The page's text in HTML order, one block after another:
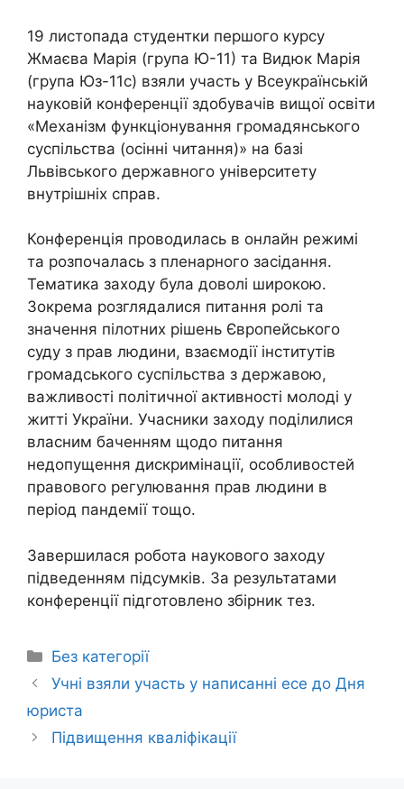
19 листопада студентки першого курсу
Жмаєва Марія (група Ю-11) та Видюк Марія
(група Юз-11с) взяли участь у Всеукраїнській
науковій конференції здобувачів вищої освіти
«Механізм функціонування громадянського
суспільства (осінні читання)» на базі
Львівського державного університету
внутрішніх справ.
Конференція проводилась в онлайн режимі
та розпочалась з пленарного засідання.
Тематика заходу була доволі широкою.
Зокрема розглядалися питання ролі та
значення пілотних рішень Європейського
суду з прав людини, взаємодії інститутів
громадського суспільства з державою,
важливості політичної активності молоді у
житті України. Учасники заходу поділилися
власним баченням щодо питання
недопущення дискримінації, особливостей
правового регулювання прав людини в
період пандемії тощо.
Завершилася робота наукового заходу
підведенням підсумків. За результатами
конференції підготовлено збірник тез.
Без категорії
Учні взяли участь у написанні есе до Дня
юриста
Підвищення кваліфікації